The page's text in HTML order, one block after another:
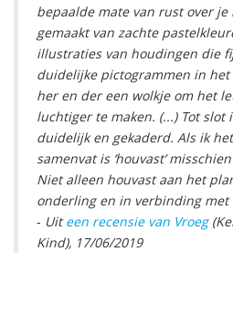
bepaalde mate van rust over je
gemaakt van zachte
illustraties van houdingen die
duidelijke pictogrammen in het
her en der een wolkje om het
luchtiger te maken. (...) Tot
duidelijk en gekaderd. Als ik
samenvat is ‘houvast’
Niet alleen houvast aan het
onderling en in verbinding
- Uiteen recensie van Vroeg
Kind), 17/06/2019